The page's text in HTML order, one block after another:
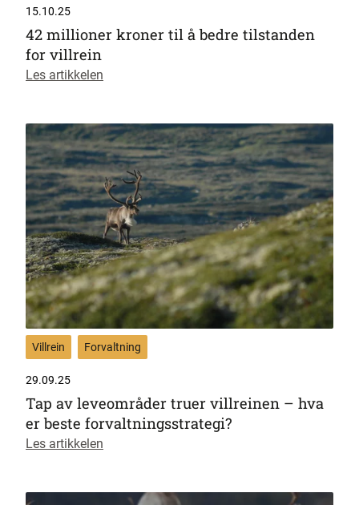
15.10.25
42 millioner kroner til å bedre tilstanden
for villrein
Les artikkelen
Villrein Forvaltning
29.09.25
Tap av leveområder truer villreinen – hva
er beste forvaltningsstrategi?
Les artikkelen